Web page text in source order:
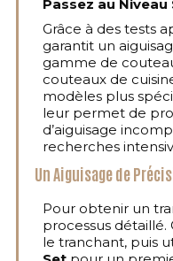
Passez au
Grâce à des tests
garantit un
gamme de
couteaux de
modèles plus
leur permet de
d’aiguisage
recherches
Un Aiguisage de
Pour obtenir un
processus
le tranchant, puis